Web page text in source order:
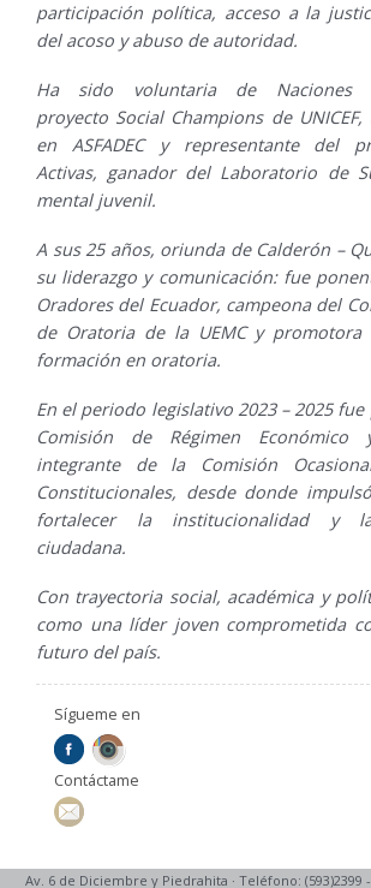
participación política, acceso a la
del acoso y abuso de autoridad.
Ha sido voluntaria de Naciones
proyecto Social Champions de
en ASFADEC y representante del
Activas, ganador del Laboratorio de
mental juvenil.
A sus 25 años, oriunda de Calderón –
su liderazgo y comunicación: fue
Oradores del Ecuador, campeona del
de Oratoria de la UEMC y promotora
formación en oratoria.
En el periodo legislativo 2023 – 2025
Comisión de Régimen
integrante de la Comisión
Constitucionales, desde donde
fortalecer la institucionalidad y
ciudadana.
Con trayectoria social, académica y
como una líder joven comprometida
futuro del país.
Sígueme en
Contáctame
Av. 6 de Diciembre y Piedrahita · Teléfono: (593)2399